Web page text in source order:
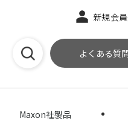
新規会
よくある質
Maxon社製品